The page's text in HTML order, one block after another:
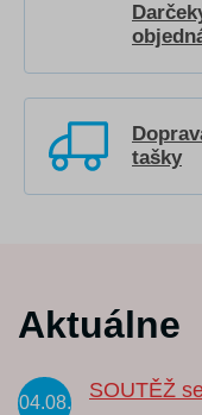
tašky
Aktuálne
04.08.
SOUTĚŽ